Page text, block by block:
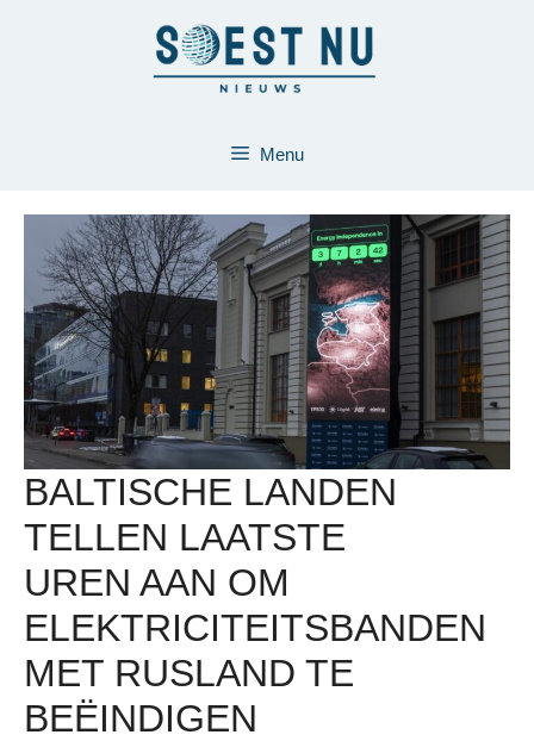
Menu
BALTISCHE LANDEN
TELLEN LAATSTE
UREN AAN OM
ELEKTRICITEITSBANDEN
MET RUSLAND TE
BEËINDIGEN